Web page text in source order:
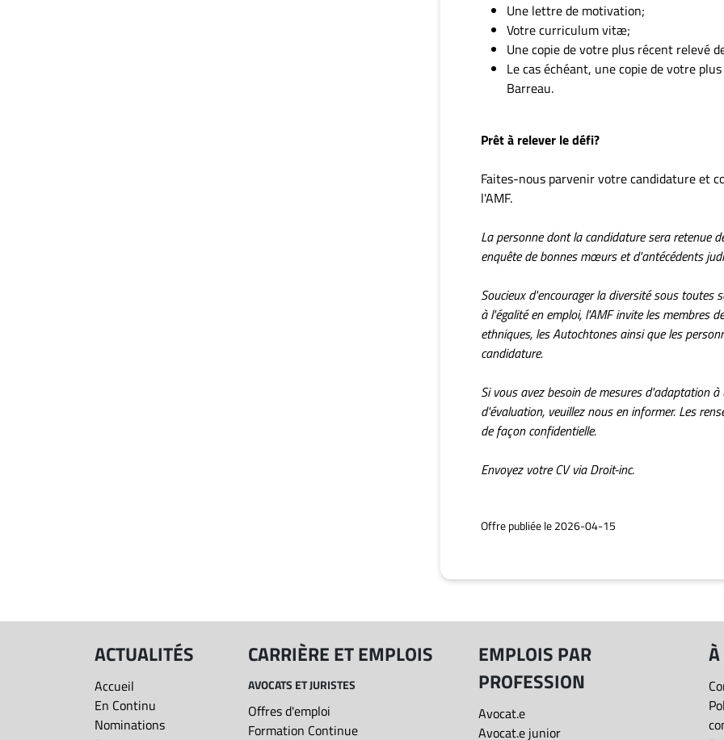
Une lettre de motivation;
Votre curriculum vitæ;
Une copie de votre plus récent relevé
Le cas échéant, une copie de votre
Barreau.
Prêt à relever le défi?
Faites-nous parvenir votre candidature et
l'AMF.
La personne dont la candidature sera retenue
enquête de bonnes mœurs et d'antécédents
Soucieux d'encourager la diversité sous toutes
à l'égalité en emploi, l'AMF invite les membres
ethniques, les Autochtones ainsi que les
candidature.
Si vous avez besoin de mesures d'adaptation
d'évaluation, veuillez nous en informer. Les
de façon confidentielle.
Envoyez votre CV via Droit-inc.
Offre publiée le 2026-04-15
ACTUALITÉS
Accueil
En Continu
Nominations
CARRIÈRE ET EMPLOIS
AVOCATS ET JURISTES
Offres d'emploi
Formation Continue
EMPLOIS PAR
PROFESSION
Avocat.e
Avocat.e junior